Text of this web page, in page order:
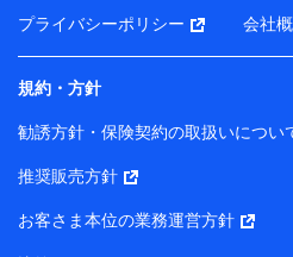
サービス・商品等に関するご
ことがあります。）
各種セミナーの開催のため
コンサルティングサービスの
アンケートやキャンペーン等
上記に係る案内・手続き・管
所・代表者名】
プライバシーポリシー 会社
規約・方針
勧誘方針・保険契約の取扱いについ
推奨販売方針
お客さま本位の業務運営方針